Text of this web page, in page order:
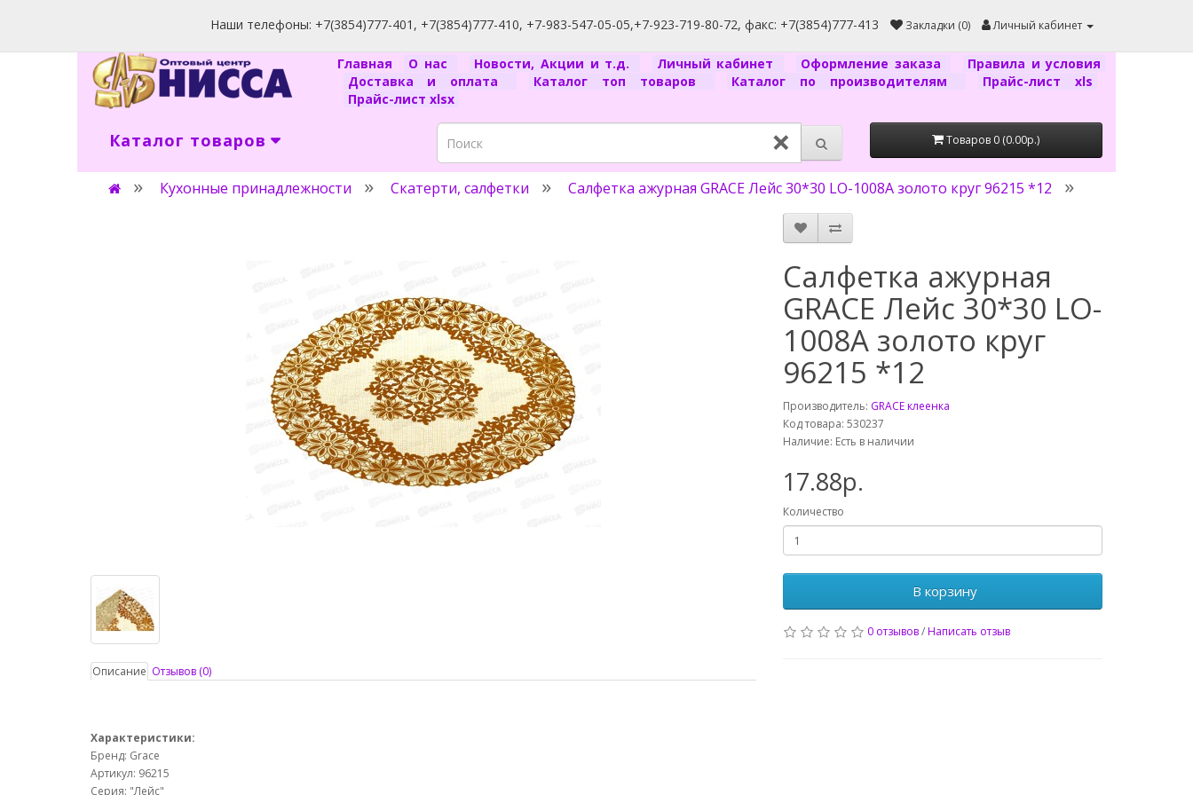
Наши телефоны: +7(3854)777-401, +7(3854)777-410, +7-983-547-05-05,+7-923-719-80-72, факс: +7(3854)777-413 Закладки (0) Личный кабинет
Главная О нас Новости, Акции и т.д. Личный кабинет Оформление заказа
Правила и условия
Доставка и оплата
Каталог топ товаров Каталог по производителям
Прайс-лист xls
Прайс-лист xlsx
Каталог товаров × Товаров 0 (0.00р.)
Кухонные принадлежности Скатерти, салфетки Салфетка ажурная GRACE Лейс 30*30 LO-1008А золото круг 96215 *12
Описание Отзывов (0)
Характеристики:
Бренд: Grace
Артикул: 96215
Серия: "Лейс"
Салфетка ажурная
GRACE Лейс 30*30 LO-
1008А золото круг
96215 *12
Производитель: GRACE клеенка
Код товара: 530237
Наличие: Есть в наличии
17.88р.
Количество
В корзину
0 отзывов/Написать отзыв